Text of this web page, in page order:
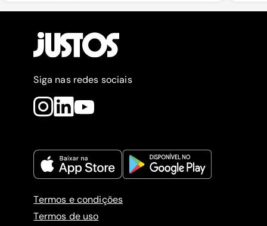
Siga nas redes sociais
Termos e condições
Termos de uso